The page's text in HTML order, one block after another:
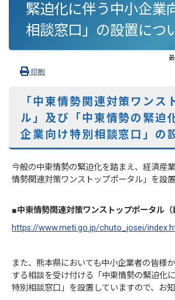
緊迫化に伴う中小企業
相談窓口」の設置につ
印刷
「中東情勢関連対策ワンス
ル」及び「中東情勢の緊迫
企業向け特別相談窓口」の
今般の中東情勢の緊迫化を踏まえ、経済産
情勢関連対策ワンストップポータル」を設置
■中東情勢関連対策ワンストップポータル（
https://www.meti.go.jp/chuto_josei/
また、熊本県においても中小企業者の皆様
する相談を受け付ける「中東情勢の緊迫化
特別相談窓口」を設置していますので、お知